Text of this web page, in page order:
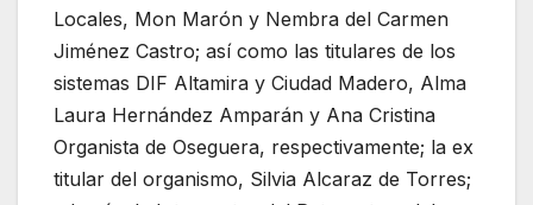
Locales, Mon Marón y Nembra del Carmen
Jiménez Castro; así como las titulares de los
sistemas DIF Altamira y Ciudad Madero, Alma
Laura Hernández Amparán y Ana Cristina
Organista de Oseguera, respectivamente; la ex
titular del organismo, Silvia Alcaraz de Torres;